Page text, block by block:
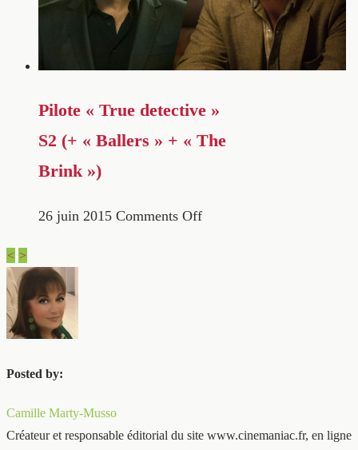
Pilote « True detective »
S2 (+ « Ballers » + « The
Brink »)
26 juin 2015 Comments Off
< >
Posted by:
Camille Marty-Musso
Créateur et responsable éditorial du site www.cinemaniac.fr, en ligne